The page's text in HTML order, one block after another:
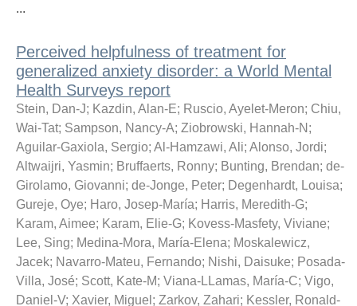
...
Perceived helpfulness of treatment for
generalized anxiety disorder: a World Mental
Health Surveys report
Stein, Dan-J; Kazdin, Alan-E; Ruscio, Ayelet-Meron; Chiu,
Wai-Tat; Sampson, Nancy-A; Ziobrowski, Hannah-N ;
Aguilar-Gaxiola, Sergio; Al-Hamzawi, Ali; Alonso, Jordi;
Altwaijri, Yasmin; Bruffaerts, Ronny; Bunting, Brendan; de-
Girolamo, Giovanni; de-Jonge, Peter; Degenhardt, Louisa;
Gureje, Oye; Haro, Josep-María; Harris, Meredith-G;
Karam, Aimee; Karam, Elie-G; Kovess-Masfety, Viviane;
Lee, Sing; Medina-Mora, María-Elena; Moskalewicz,
Jacek; Navarro-Mateu, Fernando; Nishi, Daisuke; Posada-
Villa, José; Scott, Kate-M; Viana-LLamas, María-C; Vigo,
Daniel-V; Xavier, Miguel ; Zarkov, Zahari; Kessler, Ronald-